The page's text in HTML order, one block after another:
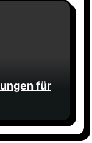
für